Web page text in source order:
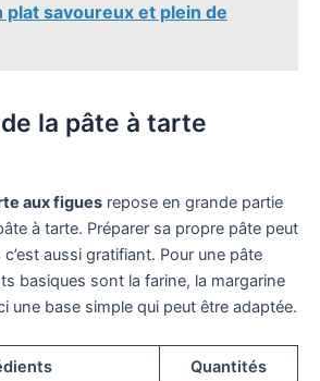
plat savoureux et plein de
la pâte à tarte
aux figues repose en grande partie
à tarte. Préparer sa propre pâte peut
aussi gratifiant. Pour une pâte
basiques sont la farine, la margarine
une base simple qui peut être adaptée.
Quantités